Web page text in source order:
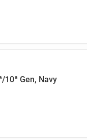
10ª Gen, Navy